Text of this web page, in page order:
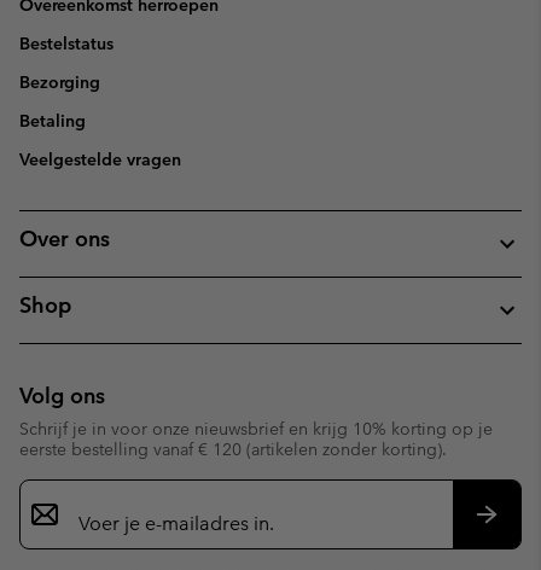
Overeenkomst herroepen
Bestelstatus
Bezorging
Betaling
Veelgestelde vragen
Over ons
Shop
Volg ons
Schrijf je in voor onze nieuwsbrief en krijg 10% korting op je
eerste bestelling vanaf € 120 (artikelen zonder korting).
Aanmelden
voor
e-